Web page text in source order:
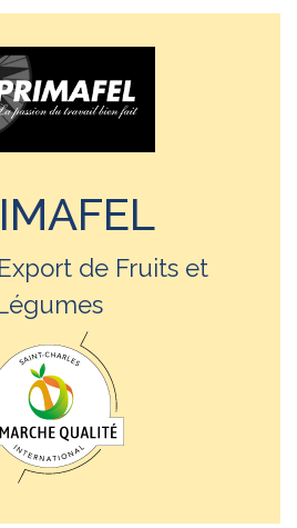
de Fruits et